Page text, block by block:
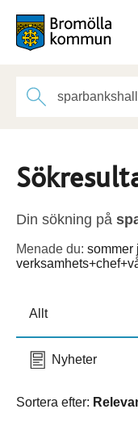
Din sökning på
Menade du: sommer
Allt
Nyheter
Sortera efter: